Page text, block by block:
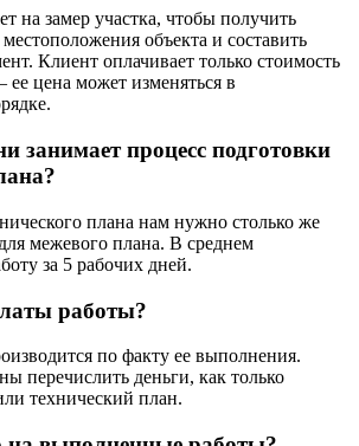
на замер участка, чтобы получить
объекта и составить
Клиент оплачивает только стоимость
ее цена может изменяться в
занимает процесс подготовки
плана нам нужно столько же
межевого плана. В среднем
за 5 рабочих дней.
работы?
по факту ее выполнения.
перечислить деньги, как только
технический план.